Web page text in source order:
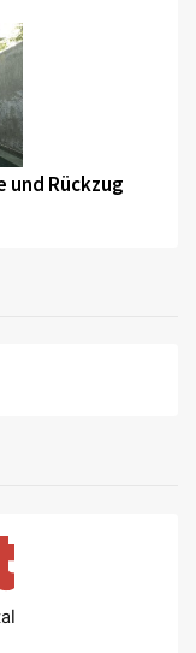
und Rückzug